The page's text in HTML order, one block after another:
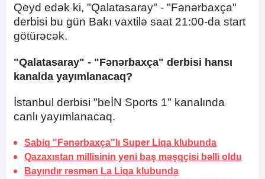
Qeyd edək ki, "Qalatasaray" - "Fənərbaxça"
derbisi bu gün Bakı vaxtilə saat 21:00-da start
götürəcək.
"Qalatasaray" - "Fənərbaxça" derbisi hansı
kanalda yayımlanacaq?
İstanbul derbisi "beİN Sports 1" kanalında
canlı yayımlanacaq.
Sabiq "Fənərbaxça"lı Super Liqa klubunda
Qazaxıstan millisinin yeni baş məşqçisi bəlli oldu
Bayındır rəsmən La Liqa klubunda